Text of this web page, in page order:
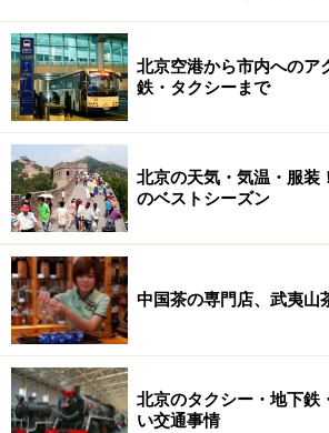
GDP世界第2位に躍り出た
北京経済
まるでバブル期の日本！ブランド大好き
庶民の生活を支える青空市場
2010年、中国は日本を抜いてGDP世
から順調な成長を遂げ、3位の日本
ています。今、中国経済はうなぎ登
北京空港から市内へのア
鉄・タクシーまで
北京の天気・気温・服装
のベストシーズン
中国茶の専門店、武夷山
北京のタクシー・地下鉄
い交通事情